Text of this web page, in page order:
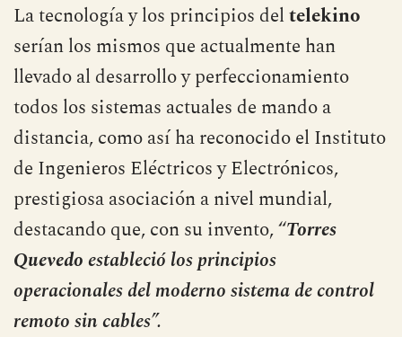
La tecnología y los principios deltelekino
serían los mismos que actualmente han
llevado al desarrollo y perfeccionamiento
todos los sistemas actuales de mando a
distancia, como así ha reconocido el Instituto
de Ingenieros Eléctricos y Electrónicos,
prestigiosa asociación a nivel mundial,
destacando que, con su invento, “Torres
Quevedoestableció los principios
operacionales del moderno sistema de control
remoto sin cables”.